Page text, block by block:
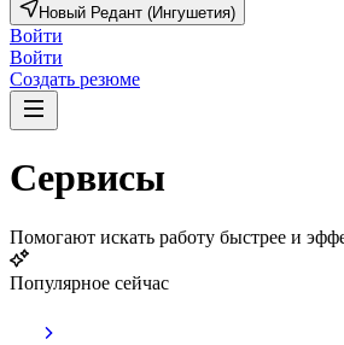
Новый Редант (Ингушетия)
Войти
Войти
Создать резюме
Сервисы
Помогают искать работу быстрее и
Популярное сейчас